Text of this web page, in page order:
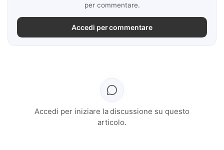
per commentare.
Accedi per commentare
Accedi per iniziare la discussione su questo
articolo.